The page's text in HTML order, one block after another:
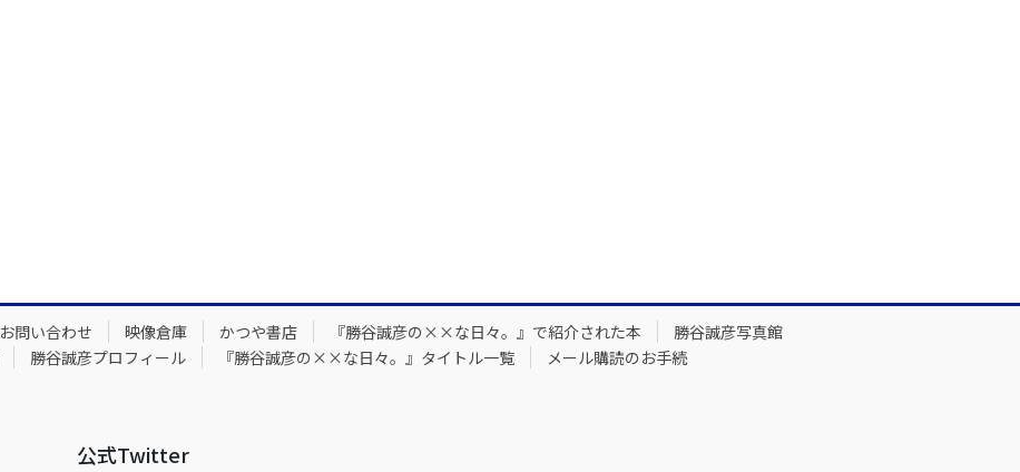
お問い合わせ 映像倉庫 かつや書店 『勝谷誠彦の××な日々。』で紹介された本
勝谷誠彦写真館
勝谷誠彦プロフィール 『勝谷誠彦の××な日々。』タイトル一覧
メール購読のお手続
公式Twitter